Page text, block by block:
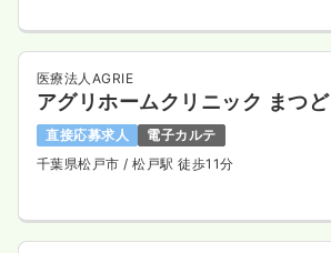
医療法人AGRIE
アグリホームクリニック まつど
直接応募求人
電子カルテ
千葉県松戸市 / 松戸駅 徒歩11分